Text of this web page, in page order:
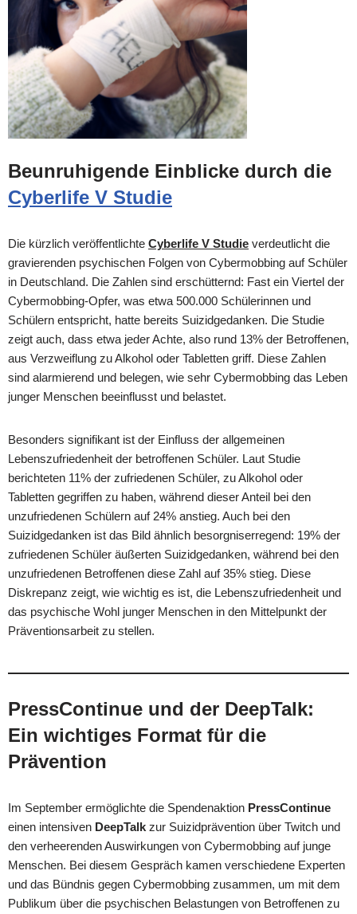
Beunruhigende Einblicke durch die
Cyberlife V Studie
Die kürzlich veröffentlichte Cyberlife V Studie verdeutlicht die
gravierenden psychischen Folgen von Cybermobbing auf Schüler
in Deutschland. Die Zahlen sind erschütternd: Fast ein Viertel der
Cybermobbing-Opfer, was etwa 500.000 Schülerinnen und
Schülern entspricht, hatte bereits Suizidgedanken. Die Studie
zeigt auch, dass etwa jeder Achte, also rund 13% der Betroffenen,
aus Verzweiflung zu Alkohol oder Tabletten griff. Diese Zahlen
sind alarmierend und belegen, wie sehr Cybermobbing das Leben
junger Menschen beeinflusst und belastet.
Besonders signifikant ist der Einfluss der allgemeinen
Lebenszufriedenheit der betroffenen Schüler. Laut Studie
berichteten 11% der zufriedenen Schüler, zu Alkohol oder
Tabletten gegriffen zu haben, während dieser Anteil bei den
unzufriedenen Schülern auf 24% anstieg. Auch bei den
Suizidgedanken ist das Bild ähnlich besorgniserregend: 19% der
zufriedenen Schüler äußerten Suizidgedanken, während bei den
unzufriedenen Betroffenen diese Zahl auf 35% stieg. Diese
Diskrepanz zeigt, wie wichtig es ist, die Lebenszufriedenheit und
das psychische Wohl junger Menschen in den Mittelpunkt der
Präventionsarbeit zu stellen.
PressContinue und der DeepTalk:
Ein wichtiges Format für die
Prävention
Im September ermöglichte die Spendenaktion PressContinue
einen intensiven DeepTalk zur Suizidprävention über Twitch und
den verheerenden Auswirkungen von Cybermobbing auf junge
Menschen. Bei diesem Gespräch kamen verschiedene Experten
und das Bündnis gegen Cybermobbing zusammen, um mit dem
Publikum über die psychischen Belastungen von Betroffenen zu